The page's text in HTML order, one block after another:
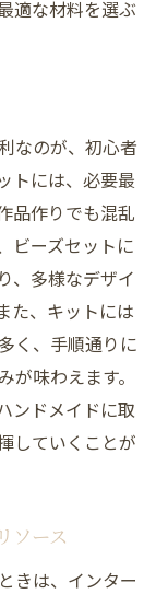
適な材料を選ぶ
なのが、初心者
トには、必要最
品作りでも混乱
ビーズセットに
、多様なデザイ
た、キットには
く、手順通りに
味わえます。
ンドメイドに取
していくことが
ソース
きは、インター